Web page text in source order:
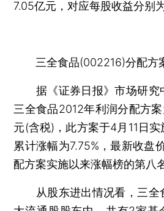
7.05亿元，对应每股收益分别
三全食品(002216)分配方
据《证券日报》市场研究
三全食品2012年利润分配方
元(含税)，此方案于4月11日
累计涨幅为7.75%，最新收盘
配方案实施以来涨幅榜的第八
从股东进出情况看，三全